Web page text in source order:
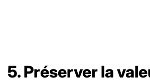
5. Préserver la